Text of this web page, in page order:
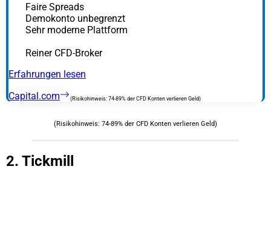
Faire Spreads
Demokonto unbegrenzt
Sehr moderne Plattform
Reiner CFD-Broker
Erfahrungen lesen
Capital.com
(Risikohinweis: 74-89% der CFD Konten verlieren Geld)
(Risikohinweis: 74-89% der CFD Konten verlieren Geld)
2. Tickmill